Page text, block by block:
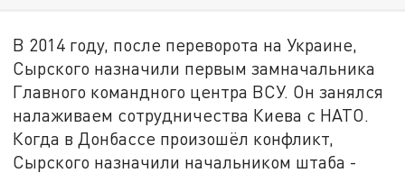
В 2014 году, после переворота на Украине,
Сырского назначили первым замначальника
Главного командного центра ВСУ. Он занялся
налаживаем сотрудничества Киева с НАТО.
Когда в Донбассе произошёл конфликт,
Сырского назначили начальником штаба -